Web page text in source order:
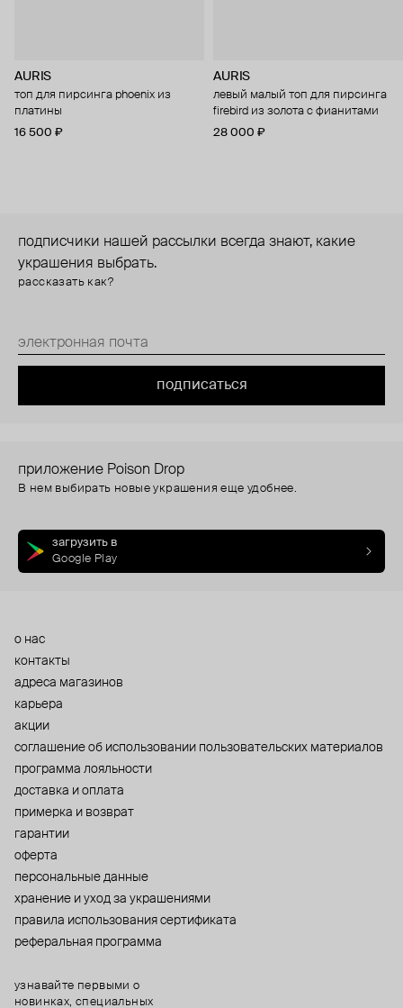
AURIS
топ для пирсинга phoenix из
платины
16 500 ₽
AURIS
левый малый топ для пирсинга
firebird из золота с фианитами
28 000 ₽
подписчики нашей рассылки всегда знают, какие
украшения выбрать.
рассказать как?
подписаться
приложение Poison Drop
В нем выбирать новые украшения еще удобнее.
загрузить в
Google Play
о нас
контакты
адреса магазинов
карьера
акции
cоглашение об использовании пользовательских материалов
программа лояльности
доставка и оплата
примерка и возврат
гарантии
оферта
персональные данные
хранение и уход за украшениями
правила использования сертификата
реферальная программа
узнавайте первыми о
новинках, специальных